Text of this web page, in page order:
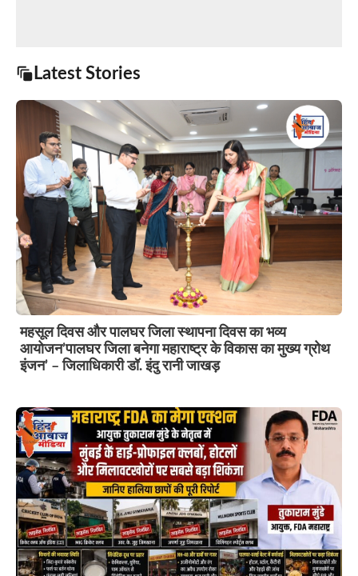
Latest Stories
महसूल दिवस और पालघर जिला स्थापना दिवस का भव्य
आयोजन’पालघर जिला बनेगा महाराष्ट्र के विकास का मुख्य ग्रोथ
इंजन’ – जिलाधिकारी डॉ. इंदु रानी जाखड़